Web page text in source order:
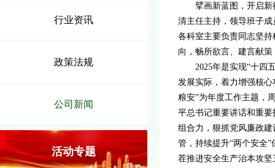
行业资讯
政策法规
公司新闻
活动专题
擘画新蓝图 ， 开启新
清主任主持，领导班子
各科室主要负责同志坚持
向， 畅所欲言、建言献
2025年是实现“十四
发展实际，着力增强核心
粮安”为年度工作主题，
平总书记重要讲话和重
组合力，狠抓党风廉政
管，持续提升“两个安全
茬推进安全生产治本攻